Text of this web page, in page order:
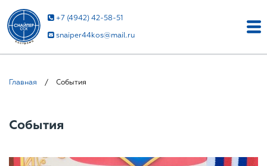
+7 (4942) 42-58-51
snaiper44kos@mail.ru
Главная / События
События